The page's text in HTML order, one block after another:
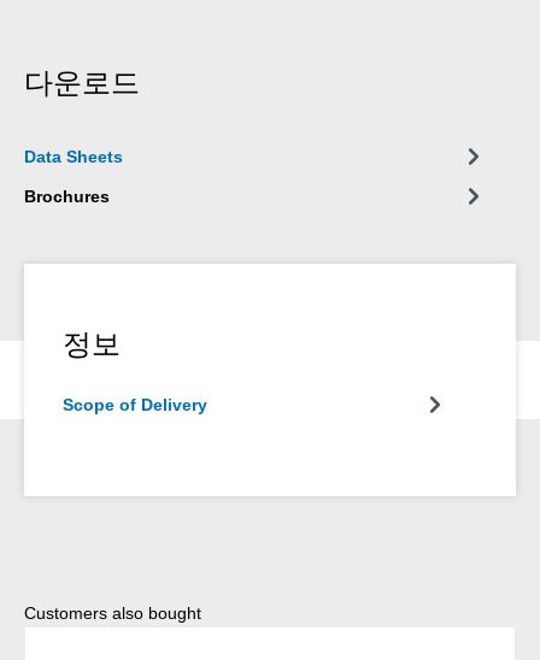
다운로드
Data Sheets
Brochures
정보
Scope of Delivery
Skip product gallery
Customers also bought